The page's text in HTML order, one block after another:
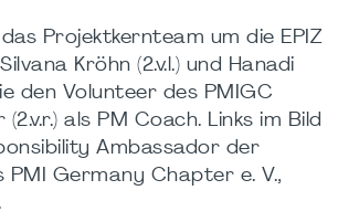
Projektkernteam um die EPIZ
Kröhn (2.v.l.) und Hanadi
den Volunteer des PMIGC
als PM Coach. Links im Bild
Ambassador der
PMI Germany Chapter e. V.,